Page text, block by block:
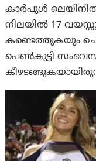
കാർപൂൾ ലെയിനിൽ
നിലയില്‍ 17
കണ്ടെത്തുകയും
പെണ്‍കുട്ടി